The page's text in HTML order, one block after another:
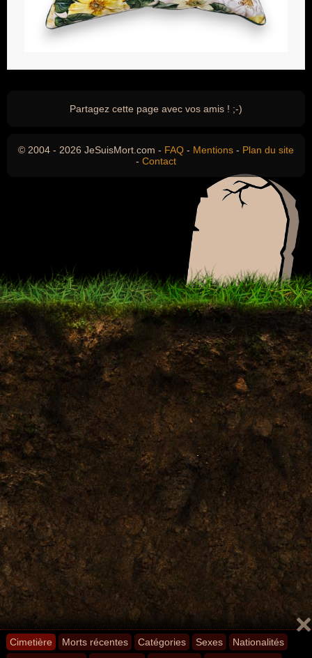
Cimetière Morts récentes Catégories Sexes
Nationalités
Partagez cette page avec vos amis ! ;-)
© 2004 - 2026 JeSuisMort.com - FAQ - Mentions - Plan du site
- Contact